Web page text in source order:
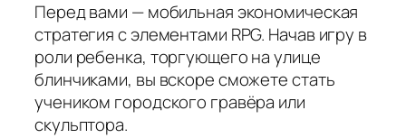
Перед вами — мобильная экономическая
стратегия с элементами RPG. Начав игру в
роли ребенка, торгующего на улице
блинчиками, вы вскоре сможете стать
учеником городского гравёра или
скульптора.